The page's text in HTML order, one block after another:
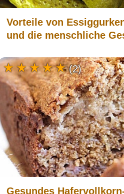
Vorteile von
und die menschliche
Gesundes
(2)